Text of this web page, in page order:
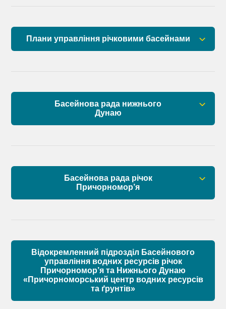
Плани управління річковими басейнами
Басейнова рада нижнього
Дунаю
Склад Басейнової ради нижнього Дунаю
Басейнова рада річок
Причорномор’я
Склад Басейнової ради річок Причорномор’я
Матеріали
Відокремленний підрозділ Басейнового
управління водних ресурсів річок
Причорномор’я та Нижнього Дунаю
«Причорноморський центр водних ресурсів
та ґрунтів»